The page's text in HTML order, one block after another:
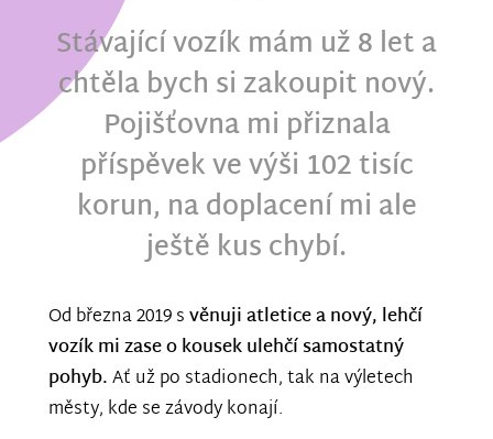
Stávající vozík mám už 8 let a
chtěla bych si zakoupit nový.
Pojišťovna mi přiznala
příspěvek ve výši 102 tisíc
korun, na doplacení mi ale
ještě kus chybí.
Od března 2019 svěnuji atletice a nový, lehčí
vozík mi zase o kousek ulehčí samostatný
pohyb.Ať už po stadionech, tak na výletech
městy, kde se závody konají.